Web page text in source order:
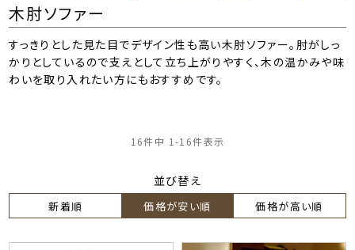
木肘ソファー
すっきりとした見た目でデザイン性も高い木肘ソファー。肘がしっ
かりとしているので支えとして立ち上がりやすく、木の温かみや味
わいを取り入れたい方にもおすすめです。
並び替え
新着順 価格が安い順 価格が高い順
16件中 1 -16件表示